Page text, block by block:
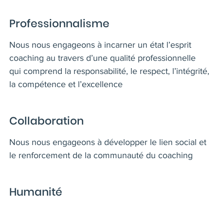
Professionnalisme
Nous nous engageons à incarner un état l’esprit
coaching au travers d’une qualité professionnelle
qui comprend la responsabilité, le respect, l’intégrité,
la compétence et l’excellence
Collaboration
Nous nous engageons à développer le lien social et
le renforcement de la communauté du coaching
Humanité